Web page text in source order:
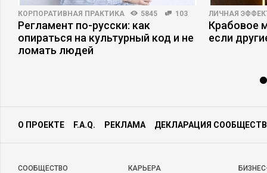
КОРПОРАТИВНАЯ ПРАКТИКА 5845 103
Регламент по-русски: как
опираться на культурный код и не
ломать людей
ЛИЧНАЯ
Крабовое
если
О ПРОЕКТЕ F.A.Q. РЕКЛАМА ДЕКЛАРАЦИЯ
CООБЩЕСТВО КАРЬЕРА